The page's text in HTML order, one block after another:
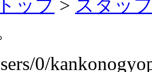
ップ > スタッ
0/